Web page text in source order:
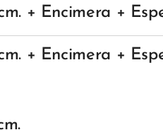
+ Encimera +
+ Encimera +